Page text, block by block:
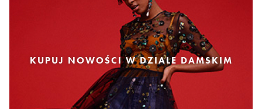
KUPUJ NOWOŚCI W DZIALE DAMSKIM